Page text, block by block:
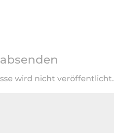
wird nicht veröffentlicht.